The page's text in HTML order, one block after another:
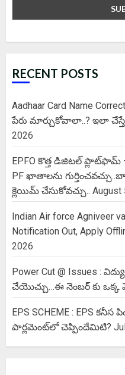
RECENT POSTS
Aadhaar Card Name
పేరు మార్చుకోవాలా..? ఇలా
2026
EPFO కొత్త డిజిటల్
PF ఖాతాలను
క్లెయిమ్ చేసుకోవచ్చు.. August
Indian Air force Agniveer
Notification Out, Apply
2026
Power Cut @ Issues :
చేయొచ్చు…ఈ నెంబర్ కు ఒక్క
EPS SCHEME : EPS కనీస
పార్లమెంట్‌లో చెప్పిందేమిటి?